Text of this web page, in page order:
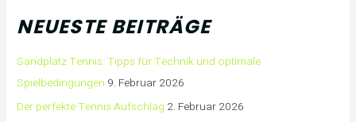
NEUESTE BEITRÄGE
Sandplatz Tennis: Tipps für Technik und optimale
Spielbedingungen 9. Februar 2026
Der perfekte Tennis Aufschlag 2. Februar 2026